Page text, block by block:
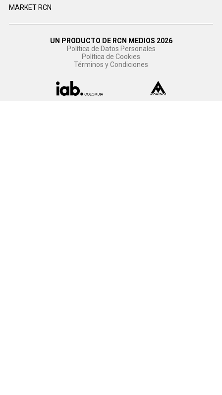
MARKET RCN
UN PRODUCTO DE RCN MEDIOS 2026
Política de Datos Personales
Política de Cookies
Términos y Condiciones